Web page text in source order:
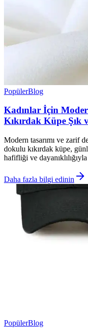
PopülerBlog
Kadınlar İçin
Kıkırdak Küpe Şık
Modern tasarımı ve zarif
dokulu kıkırdak küpe,
hafifliği ve
Daha fazla bilgi edinin
PopülerBlog